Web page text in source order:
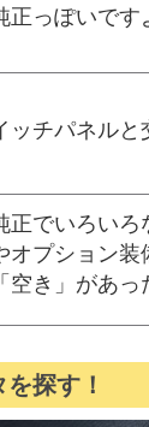
正っぽいです
ッチパネルと
正でいろい
オプション
空き」があっ
探す！